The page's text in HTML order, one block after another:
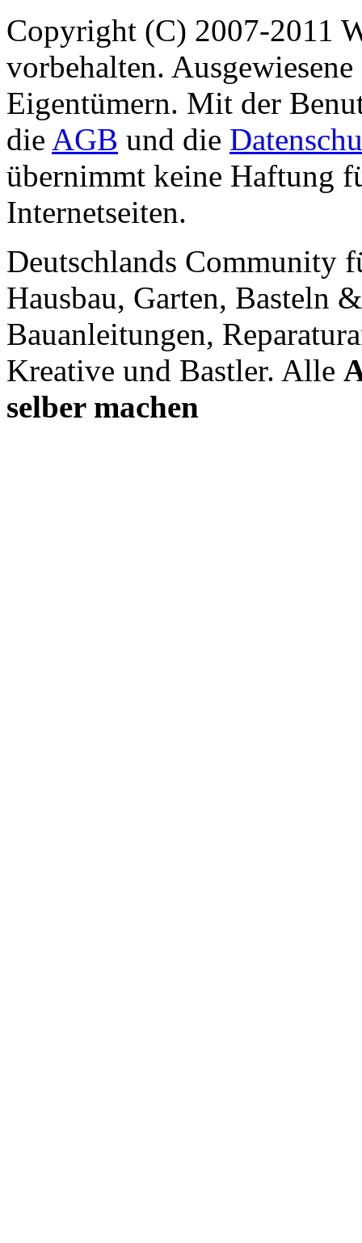
Copyright (C) 2007-2011
vorbehalten.
Eigentümern. Mit der
die AGB und die
übernimmt keine Haftung
Internetseiten.
Deutschlands Community
Hausbau, Garten, Basteln
Bauanleitungen,
Kreative und Bastler. Alle
selber machen